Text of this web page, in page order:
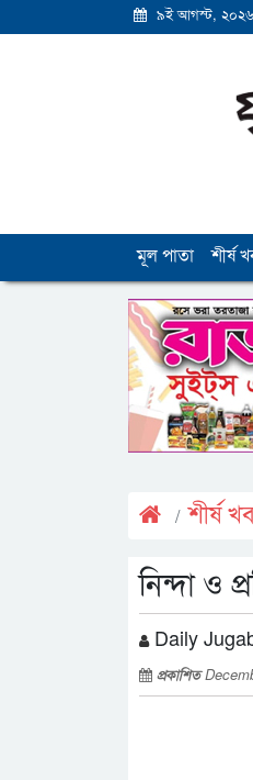
৯ই আগস্ট, ২০২৬
মূল পাতা শীর্ষ
শীর্ষ
নিন্দা ও
Daily
প্রকাশিত